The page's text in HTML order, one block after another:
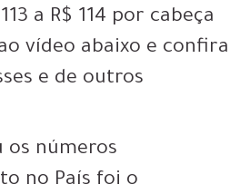
a R$ 114 por cabeça
vídeo abaixo e confira
e de outros
os números
no País foi o